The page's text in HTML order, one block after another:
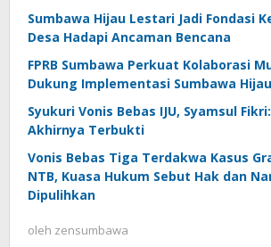
Sumbawa Hijau Lestari Jadi Fondasi
Desa Hadapi Ancaman Bencana
FPRB Sumbawa Perkuat Kolaborasi
Dukung Implementasi Sumbawa
Syukuri Vonis Bebas IJU, Syamsul
Akhirnya Terbukti
Vonis Bebas Tiga Terdakwa Kasus
NTB, Kuasa Hukum Sebut Hak dan
Dipulihkan
oleh zensumbawa